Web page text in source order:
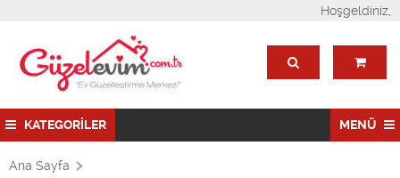
Hoşgeldiniz,
KATEGORİLER MENÜ
Ana Sayfa